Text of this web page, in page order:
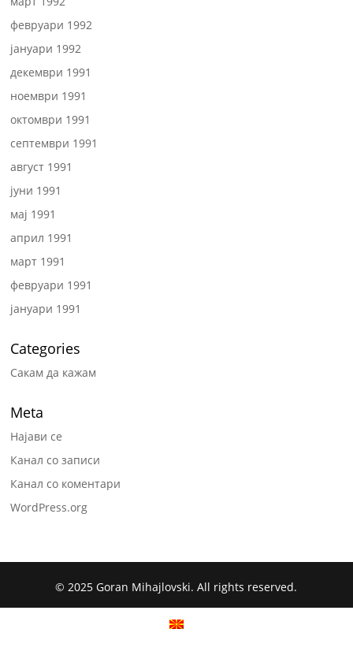
февруари 1992
јануари 1992
декември 1991
ноември 1991
октомври 1991
септември 1991
август 1991
јуни 1991
мај 1991
април 1991
март 1991
февруари 1991
јануари 1991
Categories
Сакам да кажам
Meta
Најави се
Канал со записи
Канал со коментари
WordPress.org
© 2025 Goran Mihajlovski. All rights reserved.